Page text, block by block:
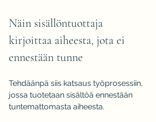
Näin sisällöntuottaja
kirjoittaa aiheesta, jota ei
ennestään tunne
Tehdäänpä siis katsaus työprosessiin,
jossa tuotetaan sisältöä ennestään
tuntemattomasta aiheesta.